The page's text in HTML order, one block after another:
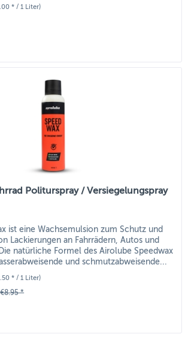
* / 1 Liter)
Politurspray / Versiegelungspray
ist eine Wachsemulsion zum Schutz und
Lackierungen an Fahrrädern, Autos und
natürliche Formel des Airolube Speedwax
und schmutzabweisende...
* / 1 Liter)
€8.95 *